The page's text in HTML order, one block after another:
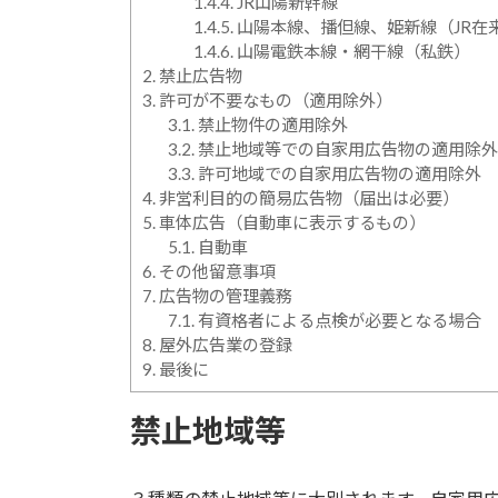
1.4.5.山陽本線、播但線、姫新線（JR在
1.4.6.山陽電鉄本線・網干線（私鉄）
2. 禁止広告物
3. 許可が不要なもの（適用除外）
3.1.禁止物件の適用除外
3.2.禁止地域等での自家用広告物の適用除外
3.3.許可地域での自家用広告物の適用除外
4.非営利目的の簡易広告物（届出は必要）
5.車体広告（自動車に表示するもの）
5.1.自動車
6. その他留意事項
7. 広告物の管理義務
7.1.有資格者による点検が必要となる場合
8. 屋外広告業の登録
9. 最後に
禁止地域等